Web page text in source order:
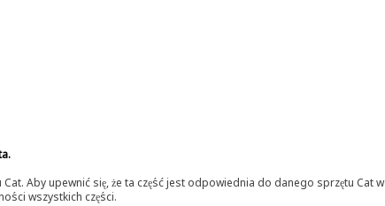
Aby upewnić się, że ta część jest odpowiednia do danego sprzętu Cat w
wszystkich części.